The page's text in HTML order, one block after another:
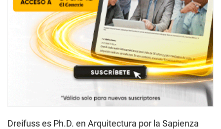
Dreifuss es Ph.D. en Arquitectura por la Sapienza